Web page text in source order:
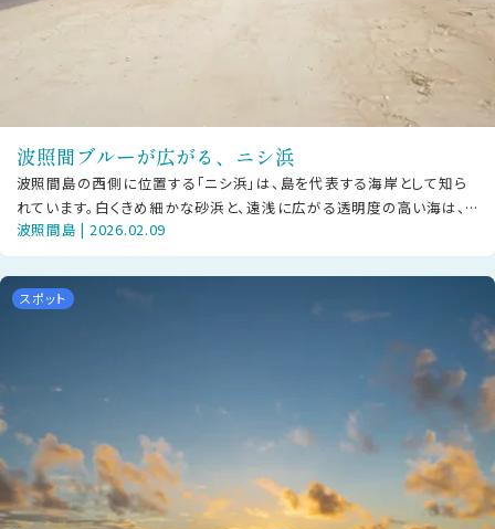
波照間ブルーが広がる、ニシ浜
波照間島の西側に位置する「ニシ浜」は、島を代表する海岸として知ら
れています。白くきめ細かな砂浜と、遠浅に広がる透明度の高い海は、
天候や時間帯によってさまざまな青
波照間島 | 2026.02.09
スポット